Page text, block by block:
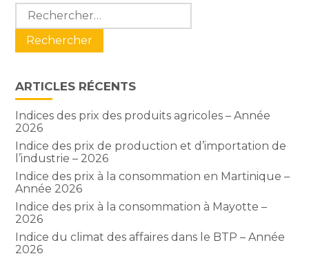
Blog
sidebar
Rechercher :
ARTICLES RÉCENTS
Indices des prix des produits agricoles – Année
2026
Indice des prix de production et d’importation de
l’industrie – 2026
Indice des prix à la consommation en Martinique –
Année 2026
Indice des prix à la consommation à Mayotte –
2026
Indice du climat des affaires dans le BTP – Année
2026